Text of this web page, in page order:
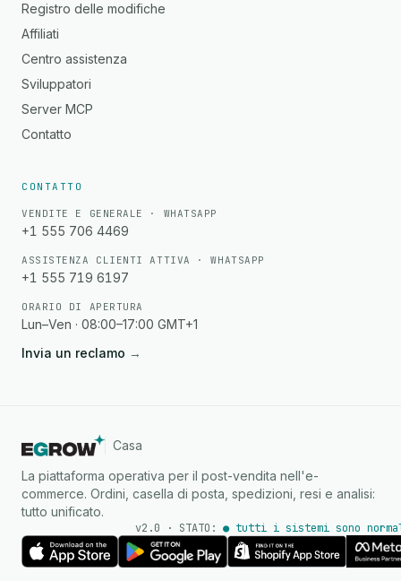
Registro delle modifiche
Affiliati
Centro assistenza
Sviluppatori
Server MCP
Contatto
CONTATTO
VENDITE E GENERALE · WHATSAPP
+1 555 706 4469
ASSISTENZA CLIENTI ATTIVA · WHATSAPP
+1 555 719 6197
ORARIO DI APERTURA
Lun–Ven · 08:00–17:00 GMT+1
Invia un reclamo →
Casa
La piattaforma operativa per il post-vendita nell'e-
commerce. Ordini, casella di posta, spedizioni, resi e analisi:
tutto unificato.
v2.0 · STATO: ● tutti i sistemi sono